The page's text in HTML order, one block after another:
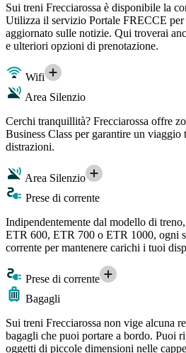
Sui treni Frecciarossa è disponibile la
Utilizza il servizio Portale FRECCE
aggiornato sulle notizie. Qui troverai
e ulteriori opzioni di prenotazione.
Wifi
Area Silenzio
Cerchi tranquillità? Frecciarossa offre
Business Class per garantire un
distrazioni.
Area Silenzio
Prese di corrente
Indipendentemente dal modello di
ETR 600, ETR 700 o ETR 1000, ogni
corrente per mantenere carichi i tuoi
Prese di corrente
Bagagli
Sui treni Frecciarossa non vige alcuna
bagagli che puoi portare a bordo. Puoi
oggetti di piccole dimensioni nelle